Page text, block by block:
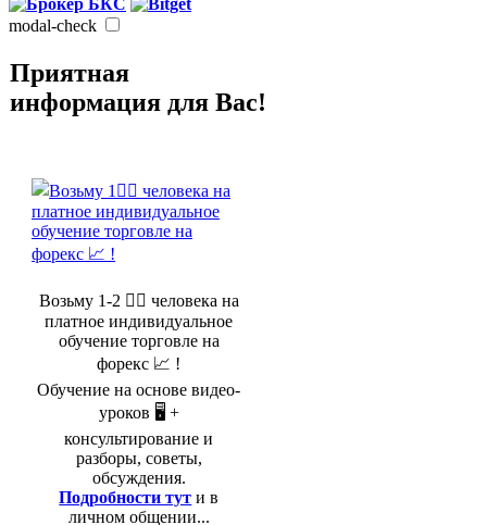
modal-check
Приятная
информация для Вас!
Возьму 1-2 🤵‍♂️ человека на
платное индивидуальное
обучение торговле на
форекс 📈 !
Обучение на основе видео-
уроков 🖥️ +
консультирование и
разборы, советы,
обсуждения.
Подробности тут и в
личном общении...